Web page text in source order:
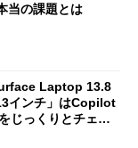
当の課題とは
Laptop 13.8
インチ」はCopilot
じっくりとチェッ